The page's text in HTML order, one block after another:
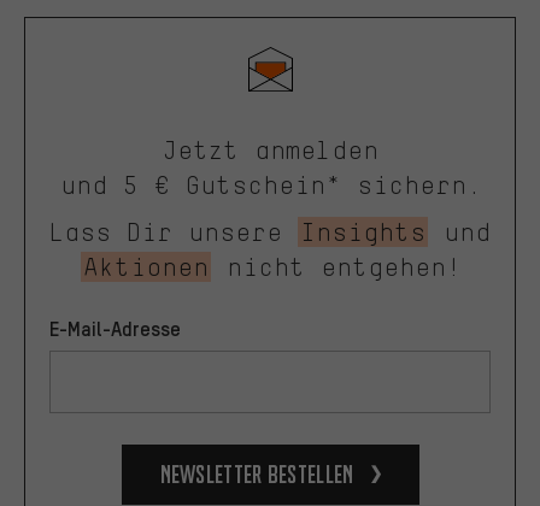
Jetzt anmelden
und 5 € Gutschein* sichern.
Lass Dir unsere
Insights
und
Aktionen
nicht entgehen!
E-Mail-Adresse
Newsletter bestellen